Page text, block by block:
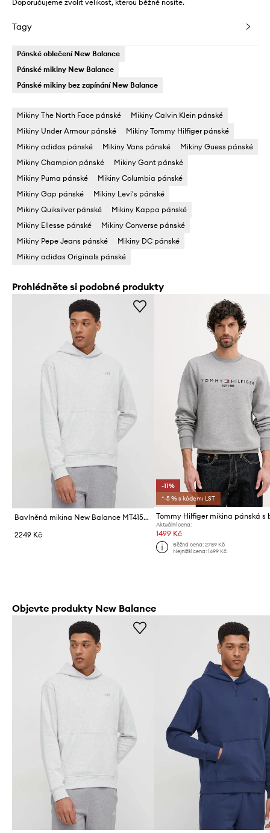
Doporučujeme zvolit velikost, kterou běžně nosíte.
Tagy
Pánské oblečení New Balance
Pánské mikiny New Balance
Pánské mikiny bez zapínání New Balance
Mikiny The North Face pánské
Mikiny Calvin Klein pánské
Mikiny Under Armour pánské
Mikiny Tommy Hilfiger pánské
Mikiny adidas pánské
Mikiny Vans pánské
Mikiny Guess pánské
Mikiny Champion pánské
Mikiny Gant pánské
Mikiny Puma pánské
Mikiny Columbia pánské
Mikiny Gap pánské
Mikiny Levi's pánské
Mikiny Quiksilver pánské
Mikiny Kappa pánské
Mikiny Ellesse pánské
Mikiny Converse pánské
Mikiny Pepe Jeans pánské
Mikiny DC pánské
Mikiny adidas Originals pánské
Prohlédněte si podobné produkty
Bavlněná mikina New Balance MT41534AHH
2249 Kč
-11%
*-5 % s kódem: LST
Aktuální cena:
1499 Kč
Běžná cena: 2789 Kč
Nejnižší cena: 1699 Kč
Objevte produkty New Balance